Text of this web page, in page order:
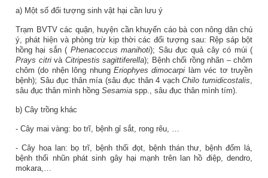
a) Một số đối tượng sinh vật hại cần lưu ý
Trạm BVTV các quận, huyện cần khuyến cáo bà con nông dân chú
ý, phát hiện và phòng trừ kịp thời các đối tượng sau: Rệp sáp bột
hồng hại sắn ( Phenacoccus manihoti); Sâu đục quả cây có múi (
Prays citrivà Citripestis sagittiferella); Bệnh chổi rồng nhãn – chôm
chôm (do nhện lông nhung Eriophyes dimocarpi làm véc tơ truyền
bệnh); Sâu đục thân mía (sâu đục thân 4 vạchChilo tumidicostalis
sâu đục thân mình hồng Sesamia spp., sâu đục thân mình tím).
b) Cây trồng khác
- Cây mai vàng: bo trĩ, bệnh gỉ sắt, rong rêu, …
- Cây hoa lan: bọ trĩ, bệnh thối đọt, bệnh thán thư, bệnh đốm lá,
bệnh thối nhũn phát sinh gây hại mạnh trên lan hồ điệp, dendro,
mokara,…